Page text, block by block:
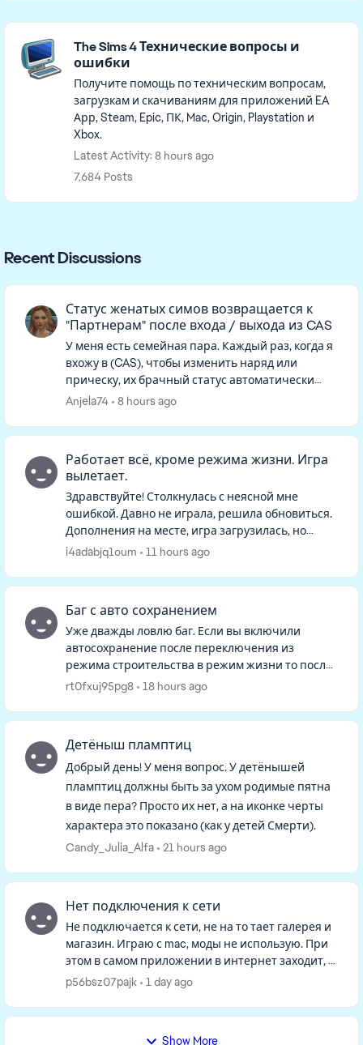
Featured Places
The Sims 4 Технические вопросы и
ошибки
Получите помощь по техническим вопросам,
загрузкам и скачиваниям для приложений EA
Арр, Steam, Epic, ПК, Mac, Origin, Playstation и
Xbox.
Latest Activity: 8 hours ago
7,684 Posts
Recent Discussions
Статус женатых симов возвращается к
"Партнерам" после входа / выхода из CAS
У меня есть семейная пара. Каждый раз, когда я
вхожу в (CAS), чтобы изменить наряд или
прическу, их брачный статус автоматически
удаляется. Когда я возвращаюсь в режим
Anjela74 8 hours ago
Работает всё, кроме режима жизни. Игра
вылетает.
Здравствуйте! Столкнулась с неясной мне
ошибкой. Давно не играла, решила обновиться.
Дополнения на месте, игра загрузилась, но
семьи на начальном экране не оказалось. При
i4adabjq1oum 11 hours ago
Баг с авто сохранением
Уже дважды ловлю баг. Если вы включили
автосохранение после переключения из
режима строительства в режим жизни то после
того как вы в режиме строительства все
rt0fxuj95pg8 18 hours ago
Детёныш пламптиц
Добрый день! У меня вопрос. У детёнышей
пламптиц должны быть за ухом родимые пятна
в виде пера? Просто их нет, а на иконке черты
характера это показано (как у детей Смерти).
Candy_Julia_Alfa
21 hours ago
Нет подключения к сети
Не подключается к сети, не на то тает галерея и
магазин. Играю с mac, моды не использую. При
этом в самом приложении в интернет заходит, а
в игре нет. Удалила файл с кэшем и
p56bsz07pajk 1 day ago
Show More